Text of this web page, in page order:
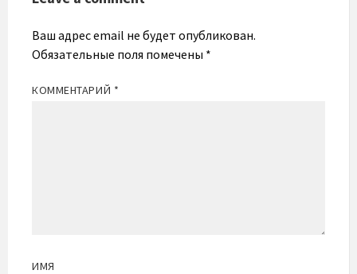
Ваш адрес email не будет опубликован.
Обязательные поля помечены *
КОММЕНТАРИЙ *
ИМЯ